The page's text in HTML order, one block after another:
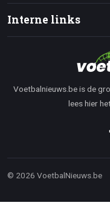
Interne links
Voetbalnieuws.be is de
lees hier
© 2026 VoetbalNieuws.be